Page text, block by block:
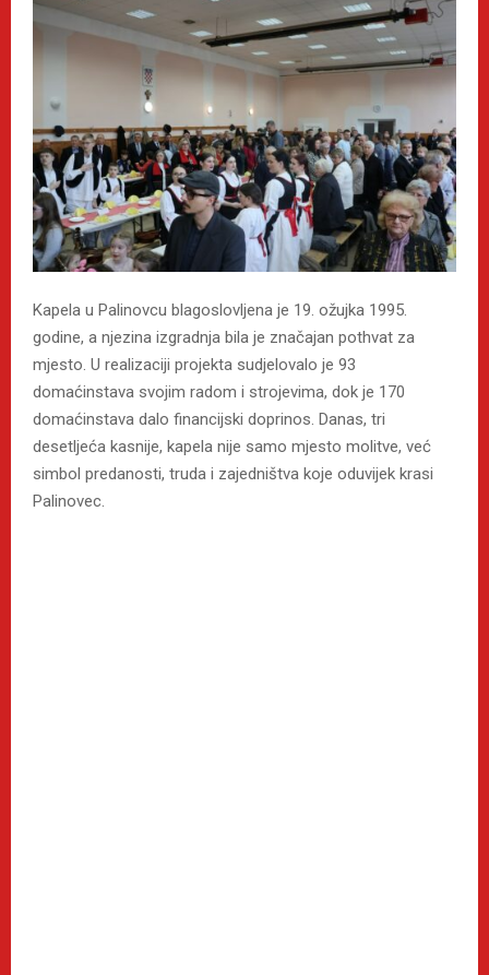
Kapela u Palinovcu blagoslovljena je 19. ožujka 1995.
godine, a njezina izgradnja bila je značajan pothvat za
mjesto. U realizaciji projekta sudjelovalo je 93
domaćinstava svojim radom i strojevima, dok je 170
domaćinstava dalo financijski doprinos. Danas, tri
desetljeća kasnije, kapela nije samo mjesto molitve, već
simbol predanosti, truda i zajedništva koje oduvijek krasi
Palinovec.